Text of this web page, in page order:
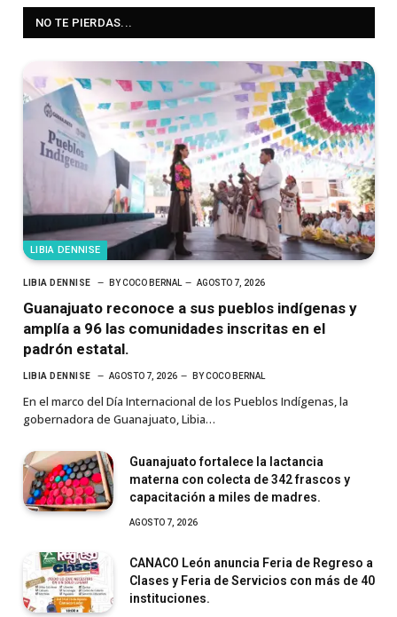
NO TE PIERDAS...
LIBIA DENNISE
LIBIA DENNISE BY COCO BERNAL AGOSTO 7, 2026
Guanajuato reconoce a sus pueblos indígenas y
amplía a 96 las comunidades inscritas en el
padrón estatal.
LIBIA DENNISE AGOSTO 7, 2026 BY COCO BERNAL
En el marco del Día Internacional de los Pueblos Indígenas, la
gobernadora de Guanajuato, Libia…
Guanajuato fortalece la lactancia
materna con colecta de 342 frascos y
capacitación a miles de madres.
AGOSTO 7, 2026
CANACO León anuncia Feria de Regreso a
Clases y Feria de Servicios con más de 40
instituciones.